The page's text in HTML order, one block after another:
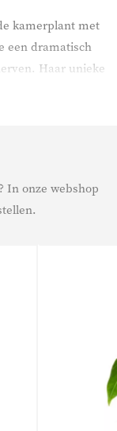
kamerplant met
een dramatisch
Haar unieke
mysterie toe aan
In onze webshop